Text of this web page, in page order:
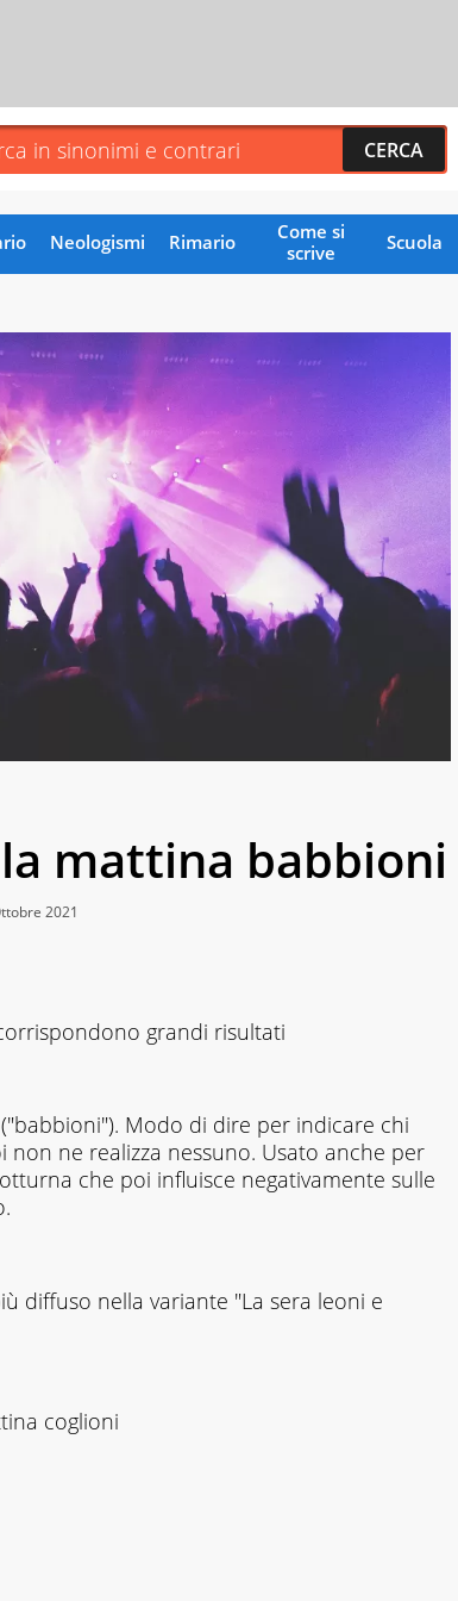
Neologismi Rimario
Come si
scrive
Scuola
mattina babbioni
2021
grandi risultati
Modo di dire per indicare chi
ne realizza nessuno. Usato anche per
che poi influisce negativamente sulle
diffuso nella variante "La sera leoni e
coglioni